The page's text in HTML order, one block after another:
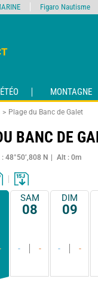
MONTAGNE
Plage du Banc de Galet
BANC DE
: 48°50’,808 N Alt : 0m
SAM
08
- -
DIM
09
- -
Figaro Nautisme